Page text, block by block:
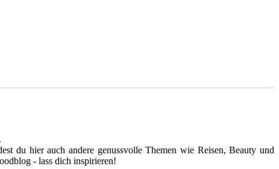
du hier auch andere genussvolle Themen wie Reisen, Beauty und
- lass dich inspirieren!